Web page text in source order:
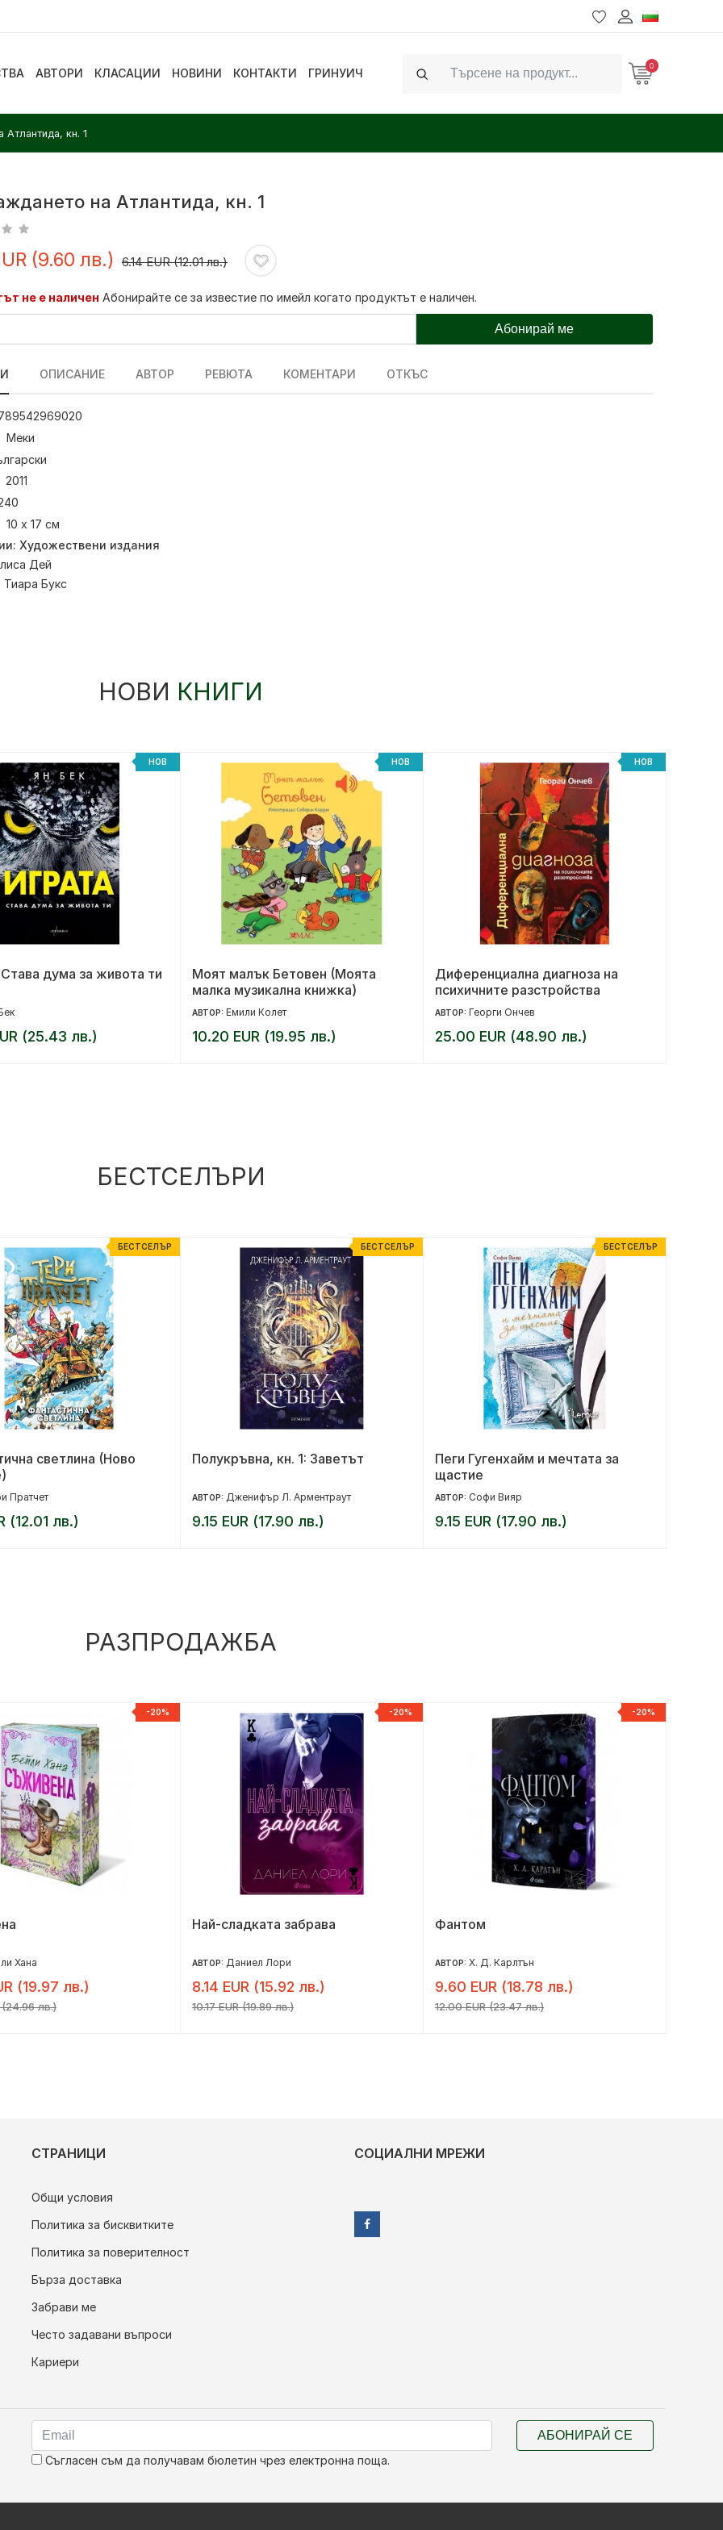
АВТОРИ КЛАСАЦИИ НОВИНИ КОНТАКТИ ГРИНУИЧ
Search
0
Атлантида, кн. 1
на Атлантида, кн. 1
(9.60 лв.) 6.14 EUR (12.01 лв.)
не е наличен Абонирайте се за известие по имейл когато продуктът е наличен.
Абонирай ме
ОПИСАНИЕ АВТОР РЕВЮТА КОМЕНТАРИ ОТКЪС
Меки
2011
10 х 17 см
Художествени издания
Дей
Тиара Букс
НОВИ КНИГИ
НОВ
дума за живота ти
(25.43 лв.)
НОВ
Моят малък Бетовен (Моята
малка музикална книжка)
АВТОР: Емили Колет
10.20 EUR (19.95 лв.)
НОВ
Диференциална диагноза на
психичните разстройства
АВТОР: Георги Ончев
25.00 EUR (48.90 лв.)
БЕСТСЕЛЪРИ
БЕСТСЕЛЪР
светлина (Ново
Пратчет
(12.01 лв.)
БЕСТСЕЛЪР
Полукръвна, кн. 1: Заветът
АВТОР: Дженифър Л. Арментраут
9.15 EUR (17.90 лв.)
БЕСТСЕЛЪР
Пеги Гугенхайм и мечтата за
щастие
АВТОР: Софи Вияр
9.15 EUR (17.90 лв.)
РАЗПРОДАЖБА
-20%
Хана
(19.97 лв.)
(24.96 лв.)
-20%
Най-сладката забрава
АВТОР: Даниел Лори
8.14 EUR (15.92 лв.)
10.17 EUR (19.89 лв.)
-20%
Фантом
АВТОР: Х. Д. Карлтън
9.60 EUR (18.78 лв.)
12.00 EUR (23.47 лв.)
СТРАНИЦИ
Общи условия
Политика за бисквитките
Политика за поверителност
Бърза доставка
Забрави ме
Често задавани въпроси
Кариери
СОЦИАЛНИ МРЕЖИ
Съгласен съм да получавам бюлетин чрез електронна поща.
АБОНИРАЙ СЕ